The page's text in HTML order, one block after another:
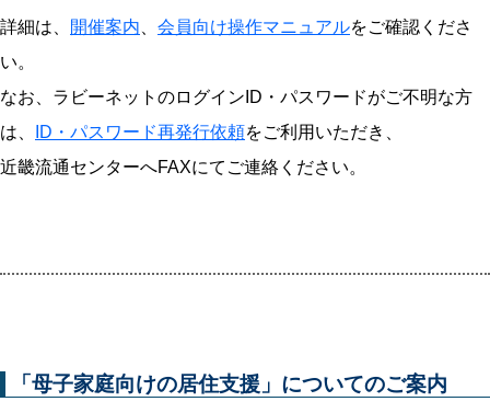
詳細は、 開催案内 会員向け操作マニュアルをご確認くださ
い。
なお、ラビーネットのログインID・パスワードがご不明な方
は、
ID・パスワード再発行依頼をご利用いただき、
近畿流通センターへFAXにてご連絡ください。
「母子家庭向けの居住支援」についてのご案内